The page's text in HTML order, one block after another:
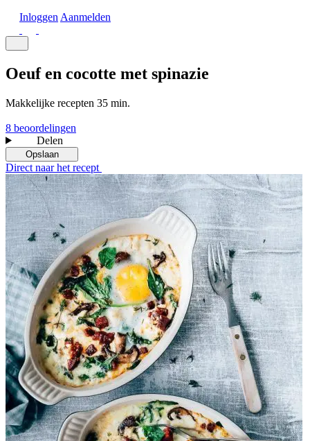
Inloggen Aanmelden
Oeuf en cocotte met spinazie
Makkelijke recepten 35 min.
8 beoordelingen
Delen
Opslaan
Direct naar het recept